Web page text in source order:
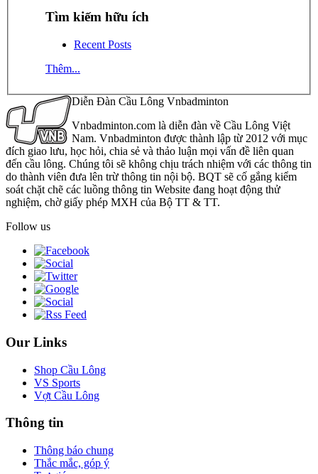
Tìm kiếm hữu ích
Recent Posts
Thêm...
Diễn Đàn Cầu Lông Vnbadminton
Vnbadminton.com là diễn đàn về Cầu Lông Việt
Nam. Vnbadminton được thành lập từ 2012 với mục
đích giao lưu, học hỏi, chia sẻ và thảo luận mọi vấn đề liên quan
đến cầu lông. Chúng tôi sẽ không chịu trách nhiệm với các thông tin
do thành viên đưa lên trừ thông tin nội bộ. BQT sẽ cố gắng kiểm
soát chặt chẽ các luồng thông tin Website đang hoạt động thử
nghiệm, chờ giấy phép MXH của Bộ TT & TT.
Follow us
Our Links
Shop Cầu Lông
VS Sports
Vợt Cầu Lông
Thông tin
Thông báo chung
Thắc mắc, góp ý